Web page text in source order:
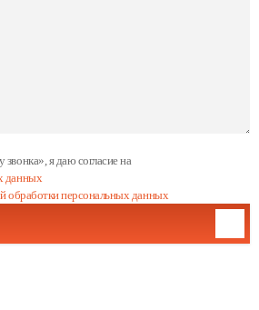
я даю согласие на
данных
обработки персональных данных